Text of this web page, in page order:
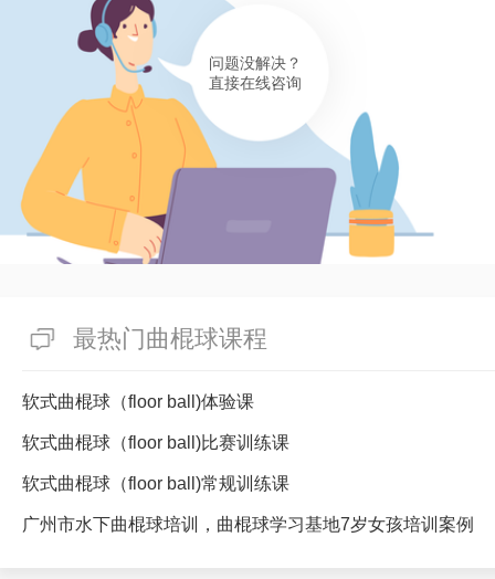
问题没解决？
直接在线咨询
最热门曲棍球课程
软式曲棍球（floor ball)体验课
软式曲棍球（floor ball)比赛训练课
软式曲棍球（floor ball)常规训练课
广州市水下曲棍球培训，曲棍球学习基地7岁女孩培训案例